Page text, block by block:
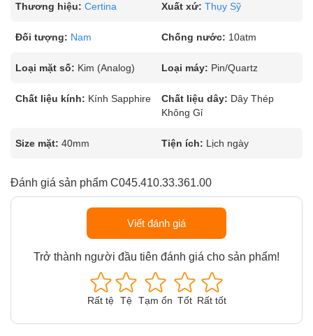
Thương hiệu: Certina Xuất xứ: Thụy Sỹ
Đối tượng: Nam Chống nước: 10atm
Loại mặt số: Kim (Analog) Loại máy: Pin/Quartz
Chất liệu kính: Kính Sapphire Chất liệu dây: Dây Thép
Không Gỉ
Size mặt: 40mm Tiện ích: Lịch ngày
Đánh giá sản phẩm C045.410.33.361.00
Viết đánh giá
Trở thành người đầu tiên đánh giá cho sản phẩm!
Rất tệ Tệ Tạm ổn Tốt Rất tốt